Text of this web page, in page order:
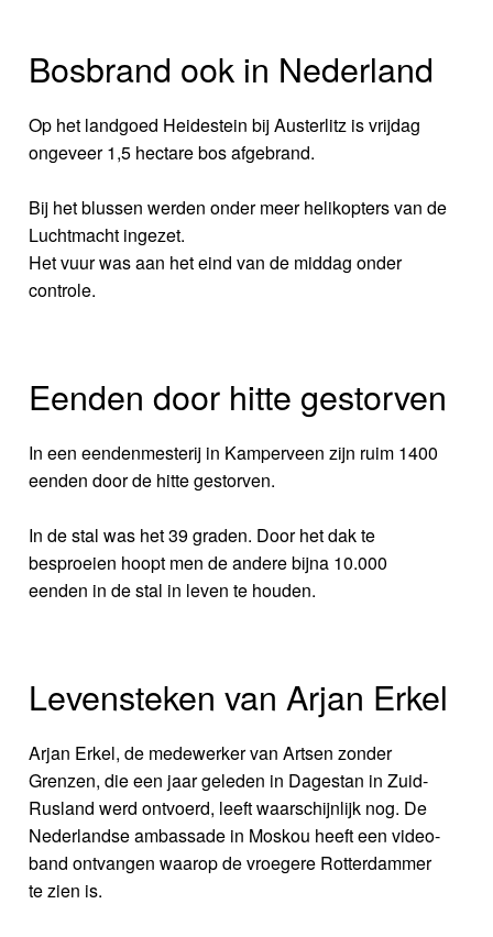
Bosbrand ook in Nederland
Op het landgoed Heidestein bij Austerlitz is vrijdag
ongeveer 1,5 hectare bos afgebrand.
Bij het blussen werden onder meer helikopters van de
Luchtmacht ingezet.
Het vuur was aan het eind van de middag onder
controle.
Eenden door hitte gestorven
In een eendenmesterij in Kamperveen zijn ruim 1400
eenden door de hitte gestorven.
In de stal was het 39 graden. Door het dak te
besproeien hoopt men de andere bijna 10.000
eenden in de stal in leven te houden.
Levensteken van Arjan Erkel
Arjan Erkel, de medewerker van Artsen zonder
Grenzen, die een jaar geleden in Dagestan in Zuid-
Rusland werd ontvoerd, leeft waarschijnlijk nog. De
Nederlandse ambassade in Moskou heeft een video-
band ontvangen waarop de vroegere Rotterdammer
te zien is.